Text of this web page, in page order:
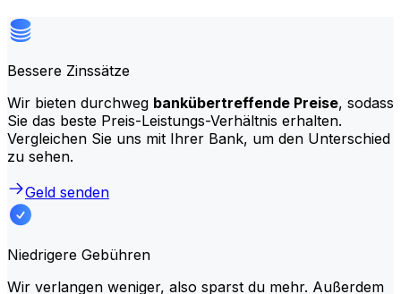
Bessere Zinssätze
Wir bieten durchweg bankübertreffende Preise, sodass
Sie das beste Preis-Leistungs-Verhältnis erhalten.
Vergleichen Sie uns mit Ihrer Bank, um den Unterschied
zu sehen.
Geld senden
Niedrigere Gebühren
Wir verlangen weniger, also sparst du mehr. Außerdem